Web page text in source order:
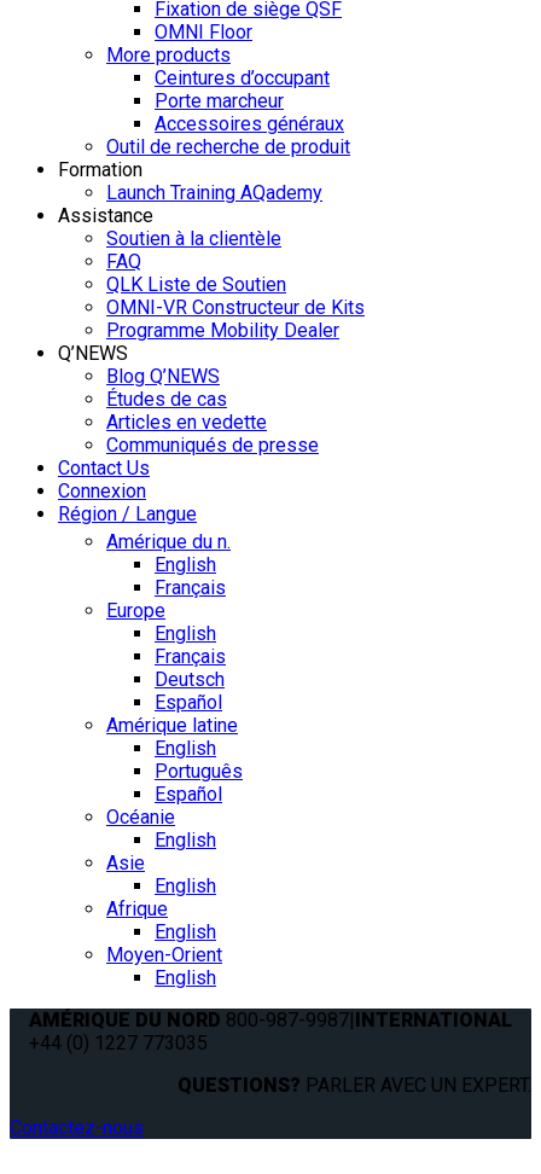
Fixation de siège QSF
OMNI Floor
More products
Ceintures d’occupant
Porte marcheur
Accessoires généraux
Outil de recherche de produit
Formation
Launch Training AQademy
Assistance
Soutien à la clientèle
FAQ
QLK Liste de Soutien
OMNI-VR Constructeur de Kits
Programme Mobility Dealer
Q’NEWS
Blog Q’NEWS
Études de cas
Articles en vedette
Communiqués de presse
Contact Us
Connexion
Région / Langue
Amérique du n.
English
Français
Europe
English
Français
Deutsch
Español
Amérique latine
English
Português
Español
Océanie
English
Asie
English
Afrique
English
Moyen-Orient
English
AMÉRIQUE DU NORD 800-987-9987|INTERNATIONAL
+44 (0) 1227 773035
QUESTIONS? PARLER AVEC UN EXPERT.
Contactez-nous